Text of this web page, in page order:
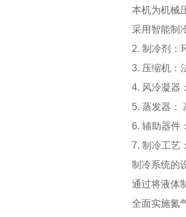
本机为机械
采用智能制
2. 制冷剂：
3. 压缩机：
4. 风泠凝器
5. 蒸发器：
6. 辅助器件
7. 制冷工艺
制冷系统的
通过将液体
全面实施氮